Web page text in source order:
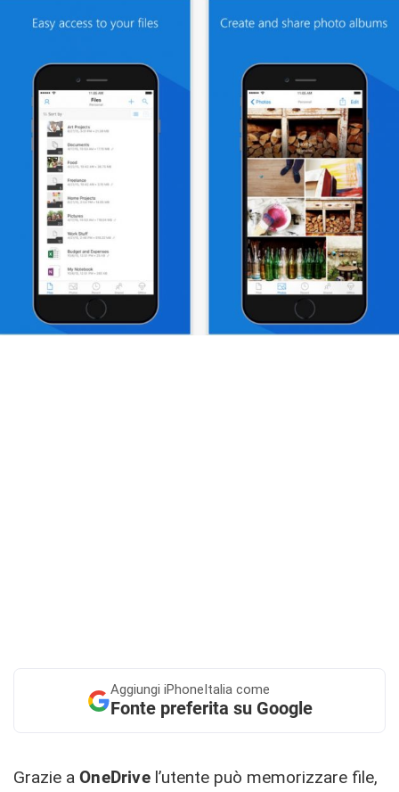
Aggiungi iPhoneItalia come
Fonte preferita su Google
Grazie a OneDrivel’utente può memorizzare file,